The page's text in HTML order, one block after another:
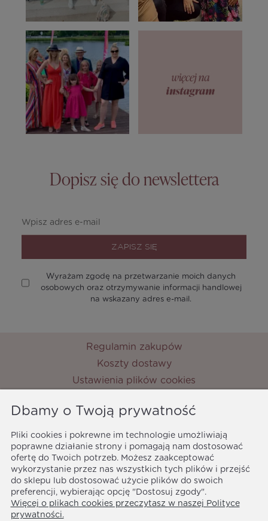
Dopisz się do newslettera
ZAPISZ SIĘ
Wyrażam zgodę na przetwarzanie moich danych
osobowych oraz otrzymywanie informacji handlowej
na wskazany adres e-mail.
Regulamin zakupów
Koszty dostawy
Ustawienia plików cookies
Metody płatności
Ochrona danych osobowych
Polityka prywatności
MyPrincess
ul. Nocznickiego 33
01-918 Warszawa
Dbamy o Twoją prywatność
Pliki cookies i pokrewne im technologie umożliwiają
poprawne działanie strony i pomagają nam dostosować
ofertę do Twoich potrzeb. Możesz zaakceptować
wykorzystanie przez nas wszystkich tych plików i przejść
do sklepu lub dostosować użycie plików do swoich
preferencji, wybierając opcję "Dostosuj zgody".
Więcej o plikach cookies przeczytasz w naszej Polityce
prywatności.